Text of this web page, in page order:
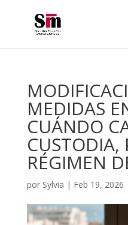
MEDIDAS
CUÁNDO
CUSTODIA,
RÉGIMEN
por Sylvia | Feb 19, 2026